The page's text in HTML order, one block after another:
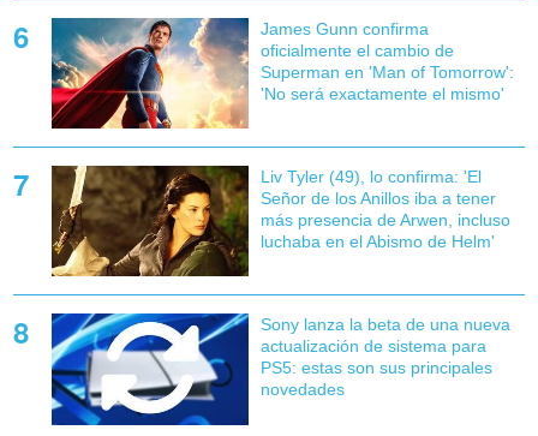
James Gunn confirma
oficialmente el cambio de
Superman en 'Man of Tomorrow':
'No será exactamente el mismo'
Liv Tyler (49), lo confirma: 'El
Señor de los Anillos iba a tener
más presencia de Arwen, incluso
luchaba en el Abismo de Helm'
Sony lanza la beta de una nueva
actualización de sistema para
PS5: estas son sus principales
novedades